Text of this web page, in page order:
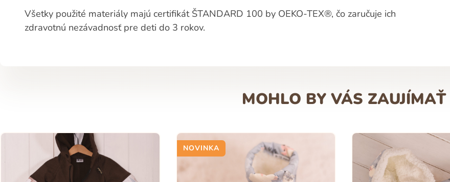
Všetky použité materiály majú certifikát ŠTANDARD 100 by OEKO-TEX®, čo zaručuje ich
zdravotnú nezávadnosť pre deti do 3 rokov.
MOHLO BY VÁS ZAUJÍMAŤ
NOVINKA